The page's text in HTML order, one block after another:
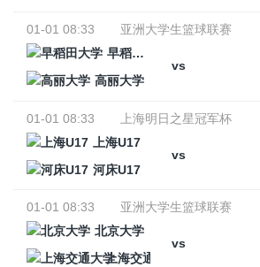
01-01 08:33
亚洲大学生篮球联赛
早稻田大学
vs
高丽大学
01-01 08:33
上海明日之星冠军杯
上海U17
vs
河床U17
01-01 08:33
亚洲大学生篮球联赛
北京大学
vs
上海交通大学